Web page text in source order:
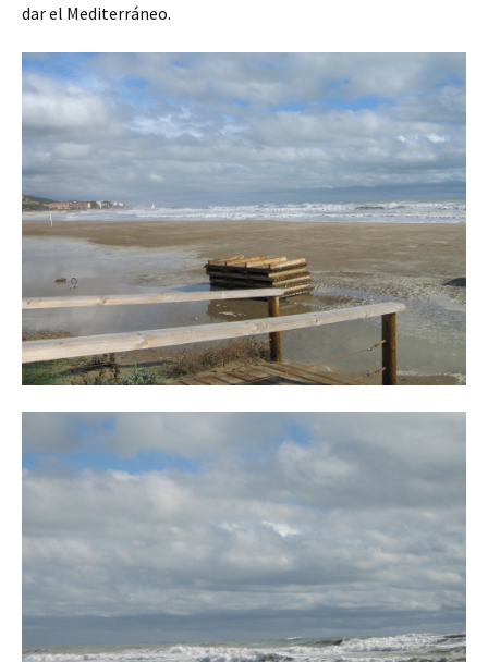
dar el Mediterráneo.